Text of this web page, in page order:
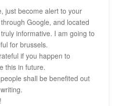
just become alert to your
Google, and located
truly informative. I am going to
for brussels.
if you happen to
this in future.
shall be benefited out